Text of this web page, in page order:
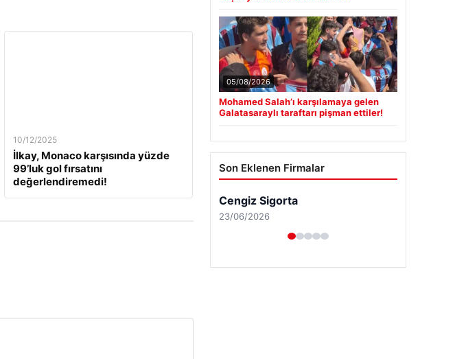
10/12/2025
İlkay, Monaco karşısında yüzde
99’luk gol fırsatını
değerlendiremedi!
05/08/2026
Mohamed Salah’ı karşılamaya gelen
Galatasaraylı taraftarı pişman ettiler!
Son Eklenen Firmalar
Cengiz Sigorta
23/06/2026